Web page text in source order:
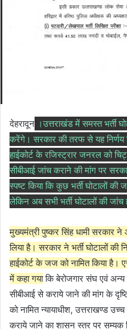
m
a
i
देहरादून ।उत्तराखंड में समस्त भर्ती
करेंगे। सरकार की तरफ से यह निर्णय
हाईकोर्ट के रजिस्ट्रार जनरल को
सीबीआई जांच कराने की मांग पर
स्पष्ट किया कि कुछ भर्ती घोटालों
लेकिन अब सभी भर्ती घोटालों की
मुख्यमंत्री पुष्कर सिंह धामी सरकार ने
लिया है। सरकार ने भर्ती घोटालों की
हाईकोर्ट के जज को नामित किया है।
में कहा गयाकि बेरोजगार संघ एवं अन्य
सीबीआई से कराये जाने की मांग के
को नामित न्यायाधीश, उत्तराखण्ड
कराये जाने का शासन स्तर पर सम्यक